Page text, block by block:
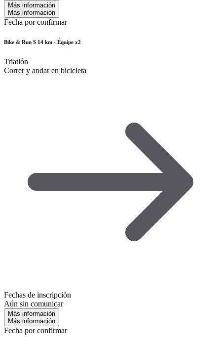
Más información
Más información
Fecha por confirmar
Bike & Run S 14 km - Équipe x2
Triatlón
Correr y andar en bicicleta
Fechas de inscripción
Aún sin comunicar
Más información
Más información
Fecha por confirmar